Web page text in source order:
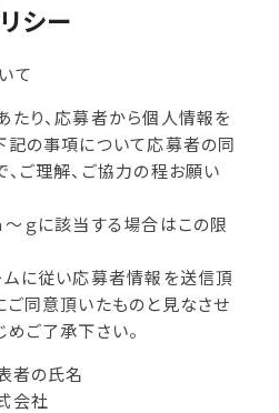
シー
て
たり、応募者から個人情報を
記の事項について応募者の同
ご理解、ご協力の程お願い
～ｇに該当する場合はこの限
ムに従い応募者情報を送信頂
ご同意頂いたものと見なさせ
ご了承下さい。
者の氏名
会社